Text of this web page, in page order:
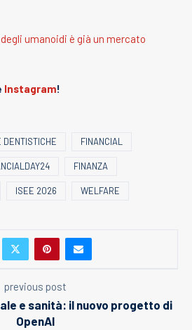
umanoidi è già un mercato
Instagram!
DENTISTICHE FINANCIAL
FINANZA
ISEE 2026 WELFARE
previous post
e sanità: il nuovo progetto di
OpenAI